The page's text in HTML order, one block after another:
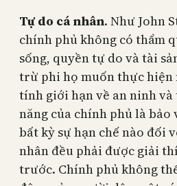
Tự do cá nhân. Như John
chính phủ không có thẩm
sống, quyền tự do và tài
trừ phi họ muốn thực hiện
tính giới hạn về an ninh và
năng của chính phủ là
bất kỳ sự hạn chế nào đối
nhân đều phải được giải
trước. Chính phủ không